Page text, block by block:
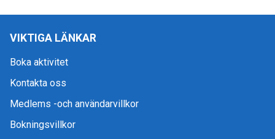
VIKTIGA LÄNKAR
Boka aktivitet
Kontakta oss
Medlems -och användarvillkor
Bokningsvillkor